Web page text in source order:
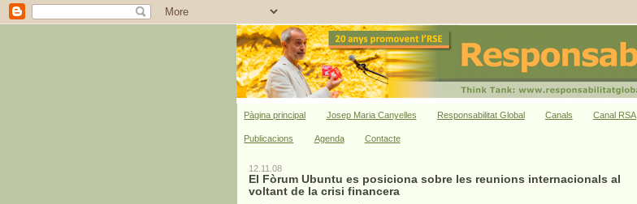
Pàgina principal Josep Maria Canyelles Responsabilitat Global Canals Canal RSA
Publicacions Agenda Contacte
12.11.08
El Fòrum Ubuntu es posiciona sobre les reunions internacionals al
voltant de la crisi financera